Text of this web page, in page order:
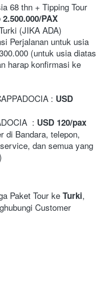
68 thn + Tipping Tour
2.500.000/PAX
(JIKA ADA)
Perjalanan untuk usia
(untuk usia diatas
harap konfirmasi ke
: USD
: USD 120/pax
di Bandara, telepon,
dan semua yang
Paket Tour ke Turki,
Customer